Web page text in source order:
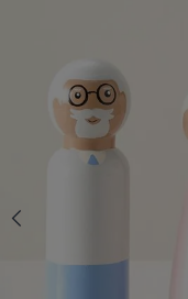
dont éco-participation 0,04